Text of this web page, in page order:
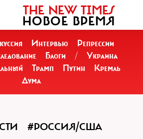
THE NEW TIMES
НОВОЕ ВРЕМЯ
Интервью
Репрессии
Блоги /
Украина
Трамп Путин
Кремль
Дума
#РОССИЯ/США